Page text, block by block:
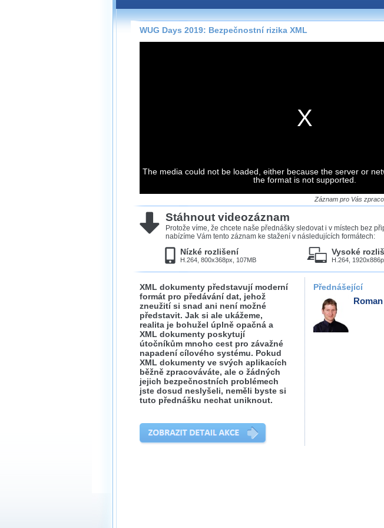
Záznamy na našem webu můžete pohodlně sledovat
přímo na stránce s využitím našehoHTML 5nebo
Silverlightpřehrávače.
neumožňuje, proto umožňujeme stahování vybraných
Velmi staré záznamy máme historicky uložené
ve formátu, který není vhodný pro stahování,
proto je ke stažení nenabízíme.
WUG Days 2019: Bezpečnostní rizika XML
The media could not be loaded, either because the server or
the format is not supported.
Záznam pro Vás
Stáhnout videozáznam
Protože víme, že chcete naše přednášky sledovat i v místech bez
nabízíme Vám tento záznam ke stažení v následujících formátech:
Nízké rozlišení
H.264, 800x368px, 107MB
Vysoké
H.264,
XML dokumenty představují moderní
formát pro předávání dat, jehož
zneužití si snad ani není možné
představit. Jak si ale ukážeme,
realita je bohužel úplně opačná a
XML dokumenty poskytují
útočníkům mnoho cest pro závažné
napadení cílového systému. Pokud
XML dokumenty ve svých aplikacích
běžně zpracováváte, ale o žádných
jejich bezpečnostních problémech
jste dosud neslyšeli, neměli byste si
tuto přednášku nechat uniknout.
Přednášející